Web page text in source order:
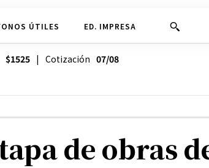
ÚTILES ED. IMPRESA
$1525| Cotización 07/08
de obras